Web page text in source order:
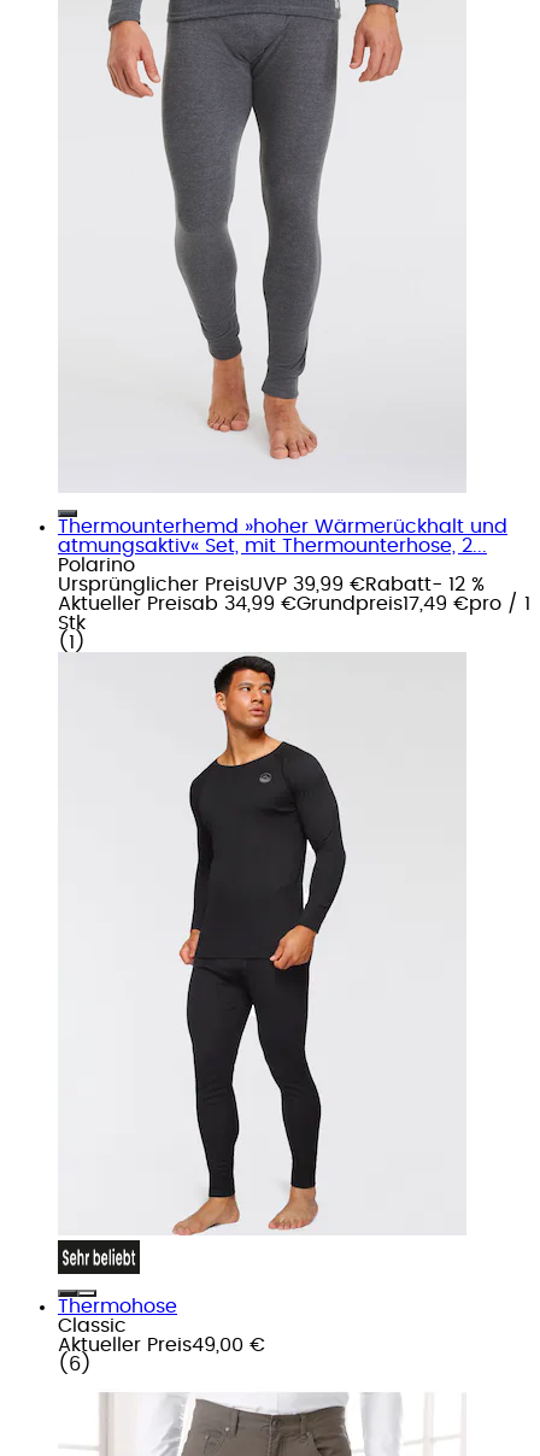
Thermounterhemd »hoher Wärmerückhalt und
atmungsaktiv« Set, mit Thermounterhose, 2...
Polarino
Ursprünglicher PreisUVP 39,99 €Rabatt- 12 %
Aktueller Preisab 34,99 €Grundpreis17,49 €pro / 1
Stk
( 1 )
Thermohose
Classic
Aktueller Preis49,00 €
( 6 )